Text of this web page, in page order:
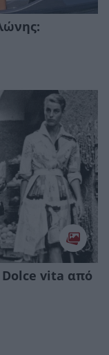
Dolce vita από